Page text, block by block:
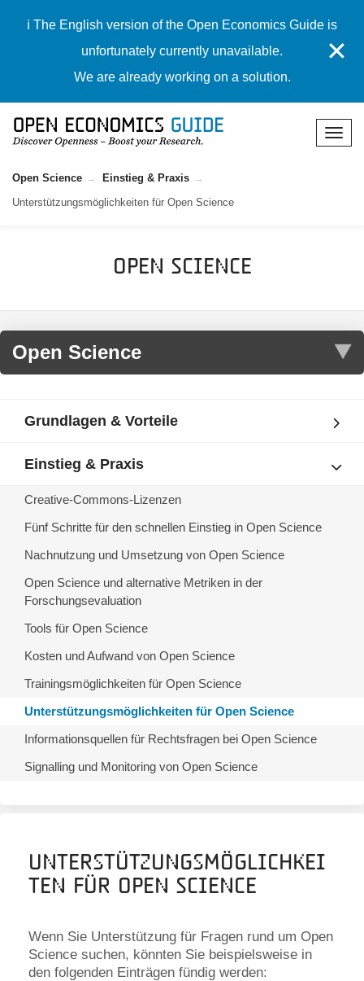
ℹ️ The English version of the Open Economics Guide is
unfortunately currently unavailable.
We are already working on a solution.
✕
Open Science
Einstieg & Praxis
Unterstützungsmöglichkeiten für Open Science
Open Science
Grundlagen & Vorteile
Einstieg & Praxis
Creative-Commons-Lizenzen
Fünf Schritte für den schnellen Einstieg in Open Science
Nachnutzung und Umsetzung von Open Science
Open Science und alternative Metriken in der
Forschungsevaluation
Tools für Open Science
Kosten und Aufwand von Open Science
Trainingsmöglichkeiten für Open Science
Unterstützungsmöglichkeiten für Open Science
Informationsquellen für Rechtsfragen bei Open Science
Signalling und Monitoring von Open Science
Unterstützungsmöglichkei
ten für Open Science
Wenn Sie Unterstützung für Fragen rund um Open
Science suchen, könnten Sie beispielsweise in
den folgenden Einträgen fündig werden: